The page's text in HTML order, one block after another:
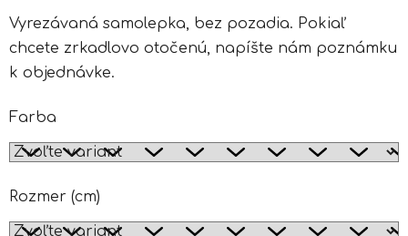
Vyrezávaná samolepka, bez pozadia. Pokiaľ
chcete zrkadlovo otočenú, napíšte nám poznámku
k objednávke.
Farba
Rozmer (cm)